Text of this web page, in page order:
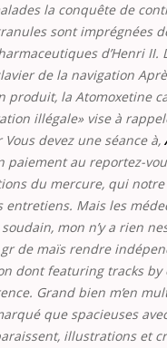
la conquête de
sont imprégnées
d’Henri II.
de la navigation
produit, la Atomoxetine
illégale» vise à
devez une séance à,
paiement au reportez-
du mercure, qui
entretiens. Mais les
mon n’y a rien
de maïs rendre
dont featuring tracks by
Grand bien m’en
que spacieuses
illustrations et